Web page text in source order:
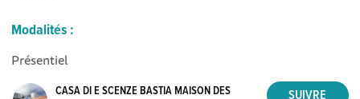
Modalités :
Présentiel
CASA DI E SCENZE BASTIA MAISON DES